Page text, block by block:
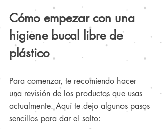
Cómo empezar con una
higiene bucal libre de
plástico
Para comenzar, te recomiendo hacer
una revisión de los productos que usas
actualmente. Aquí te dejo algunos pasos
sencillos para dar el salto: